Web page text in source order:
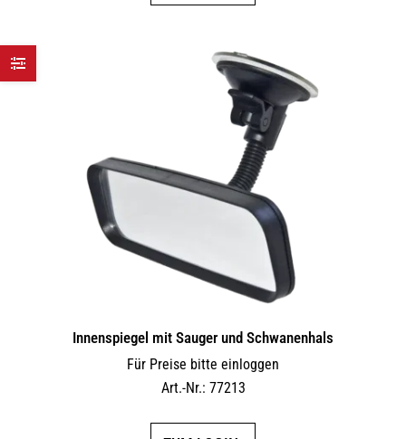
Innen­spiegel mit Sauger und Schwanenhals
Für Preise bitte einloggen
Art.-Nr.: 77213